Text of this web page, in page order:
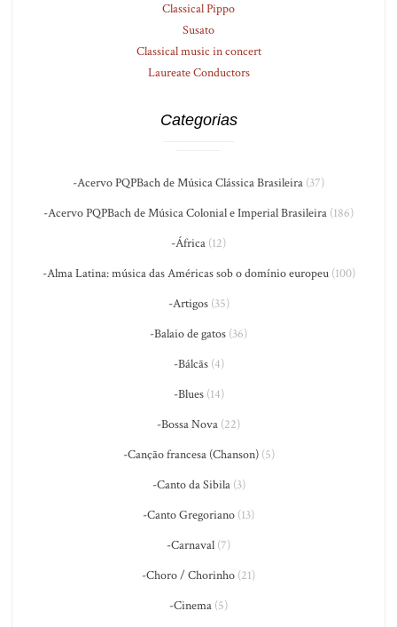
Classical Pippo
Susato
Classical music in concert
Laureate Conductors
Categorias
-Acervo PQPBach de Música Clássica Brasileira (37)
-Acervo PQPBach de Música Colonial e Imperial Brasileira (186)
-África (12)
-Alma Latina: música das Américas sob o domínio europeu(100)
-Artigos(35)
-Balaio de gatos (36)
-Bálcãs(4)
-Blues(14)
-Bossa Nova (22)
-Canção francesa (Chanson)(5)
-Canto da Sibila(3)
-Canto Gregoriano (13)
-Carnaval (7)
-Choro / Chorinho (21)
-Cinema (5)